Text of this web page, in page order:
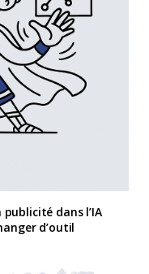
dans l’IA
d’outil